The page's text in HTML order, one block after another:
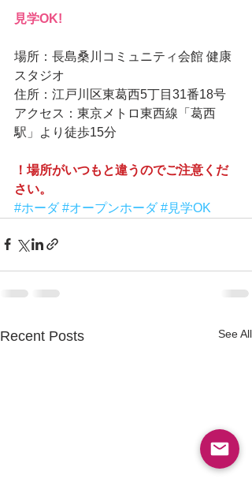
見学OK!
場所：長島桑川コミュニティ会館 健康
スタジオ
住所：江戸川区東葛西5丁目31番18号
アクセス：東京メトロ東西線「葛西
駅」より徒歩15分
！場所がいつもと違うのでご注意くだ
さい。
#ホーダ #オープンホーダ #見学OK
Recent Posts See All